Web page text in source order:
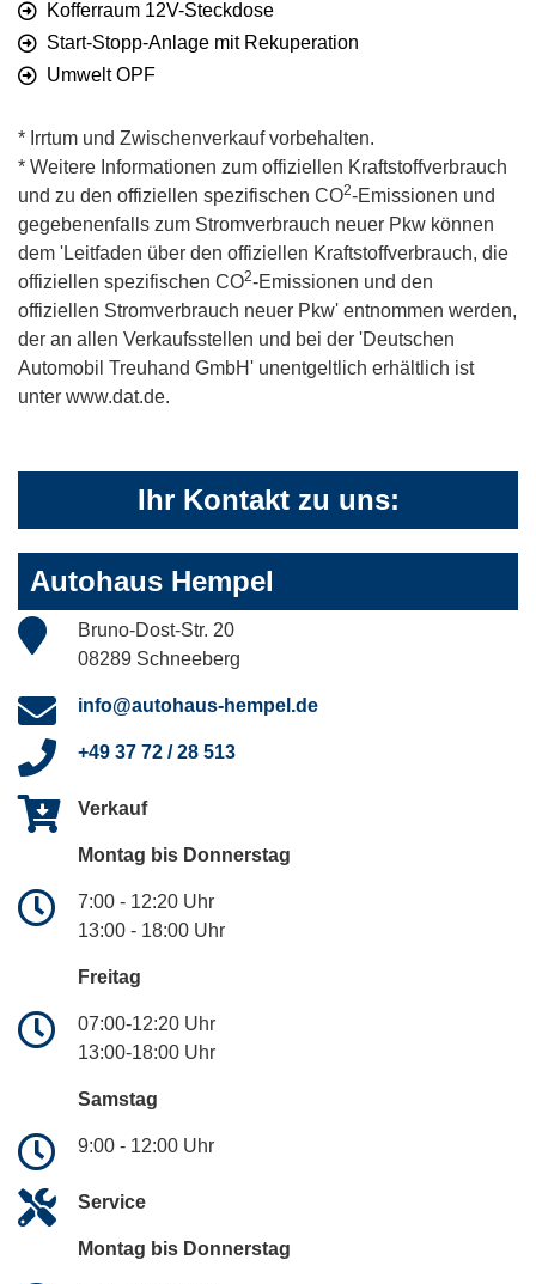
Kofferraum 12V-Steckdose
Start-Stopp-Anlage mit Rekuperation
Umwelt OPF
* Irrtum und Zwischenverkauf vorbehalten.
* Weitere Informationen zum offiziellen Kraftstoffverbrauch
und zu den offiziellen spezifischen CO2-Emissionen und
gegebenenfalls zum Stromverbrauch neuer Pkw können
dem 'Leitfaden über den offiziellen Kraftstoffverbrauch, die
offiziellen spezifischen CO2-Emissionen und den
offiziellen Stromverbrauch neuer Pkw' entnommen werden,
der an allen Verkaufsstellen und bei der 'Deutschen
Automobil Treuhand GmbH' unentgeltlich erhältlich ist
unter www.dat.de.
Ihr Kontakt zu uns:
Autohaus Hempel
Bruno-Dost-Str. 20
08289 Schneeberg
info@autohaus-hempel.de
+49 37 72 / 28 513
Verkauf
Montag bis Donnerstag
7:00 - 12:20 Uhr
13:00 - 18:00 Uhr
Freitag
07:00-12:20 Uhr
13:00-18:00 Uhr
Samstag
9:00 - 12:00 Uhr
Service
Montag bis Donnerstag